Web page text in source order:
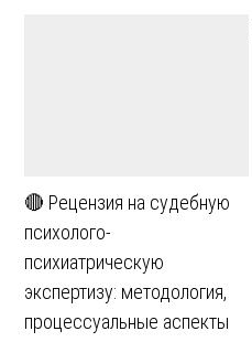
🔴 Рецензия на судебную
психолого-
психиатрическую
экспертизу: методология,
процессуальные аспекты